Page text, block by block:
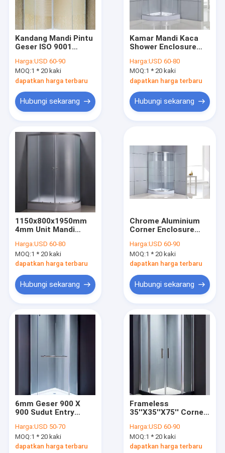
Tentang Kami
Kontrol Kualitas
Kandang Mandi Pintu
Geser ISO 9001
Harga:USD 60-90
MOQ:1 * 20 kaki
dapatkan harga terbaru
Hubungi sekarang
Kamar Mandi Kaca
Shower Enclosure
Harga:USD 60-80
MOQ:1 * 20 kaki
dapatkan harga terbaru
Hubungi sekarang
1150x800x1950mm
4mm Unit Mandi
Aluminium Perak
Harga:USD 60-80
MOQ:1 * 20 kaki
dapatkan harga terbaru
Hubungi sekarang
Chrome Aluminium
Corner Enclosure
Kaca Bening 5mm
Harga:USD 60-90
MOQ:1 * 20 kaki
dapatkan harga terbaru
Hubungi sekarang
6mm Geser 900 X
900 Sudut Entry
Harga:USD 50-70
MOQ:1 * 20 kaki
dapatkan harga terbaru
Frameless
35''X35''X75'' Corner
6mm
Harga:USD 60-90
MOQ:1 * 20 kaki
dapatkan harga terbaru